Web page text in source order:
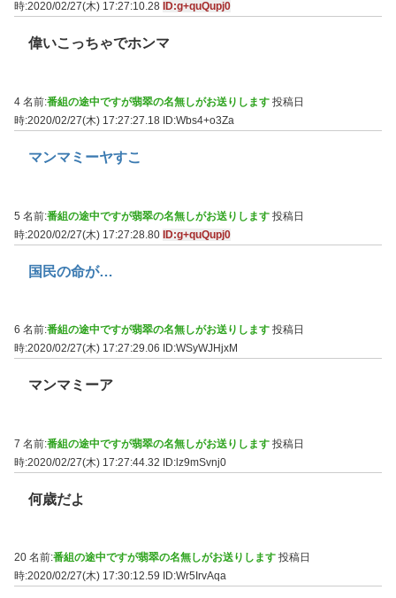
時:2020/02/27(木) 17:27:10.28 ID:g+quQupj0
偉いこっちゃでホンマ
4 名前:番組の途中ですが翡翠の名無しがお送りします 投稿日
時:2020/02/27(木) 17:27:27.18 ID:Wbs4+o3Za
マンマミーヤすこ
5 名前:番組の途中ですが翡翠の名無しがお送りします 投稿日
時:2020/02/27(木) 17:27:28.80 ID:g+quQupj0
国民の命が…
6 名前:番組の途中ですが翡翠の名無しがお送りします 投稿日
時:2020/02/27(木) 17:27:29.06
ID:WSyWJHjxM
マンマミーア
7 名前:番組の途中ですが翡翠の名無しがお送りします 投稿日
時:2020/02/27(木) 17:27:44.32 ID:lz9mSvnj0
何歳だよ
20 名前:番組の途中ですが翡翠の名無しがお送りします 投稿日
時:2020/02/27(木) 17:30:12.59
ID:Wr5IrvAqa